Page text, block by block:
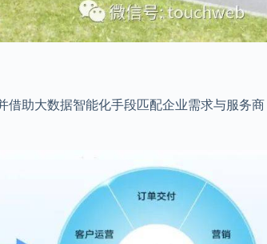
借助大数据智能化手段匹配企业需求与服务商